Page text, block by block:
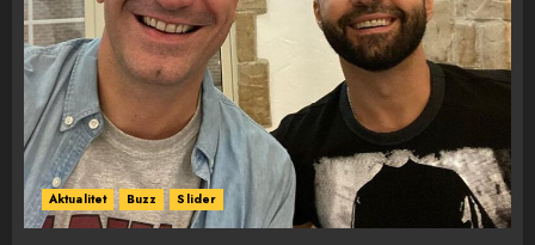
Aktualitet Buzz Slider